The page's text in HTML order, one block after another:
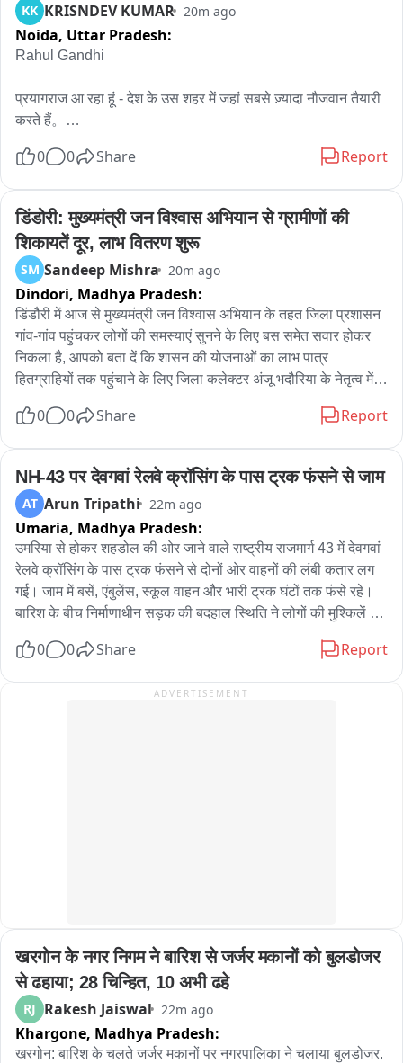
KK KRISNDEV KUMAR 20m ago
Noida, Uttar Pradesh:
Rahul Gandhi
प्रयागराज आ रहा हूं - देश के उस शहर में जहां सबसे ज़्यादा नौजवान तैयारी
करते हैं。
एक बात साफ़ है: यहां का हर छात्र जानता है कि system बेईमान हो चुका
आपकी मेहनत का दाम नहीं देती。
पेपर लीक, रुकी भर्तियाँ, सालों का इंतज़ार और जवाबदेही किसी की नहीं。
कोटा में छात्र बोले, देहरादून में फिर आवाज़ उठी और दिल्ली में इन्हीं बच्चों पर
लाठियाँ चलीं - सिर्फ़ सवाल पूछने के लिए। आखिर में एक मंत्री को जाना
पड़ा。
यह सरकार झुकती है बस आवाज़ एक साथ उठनी चाहिए।
कल प्रयागराज में यही बात करने आ रहा हूं। आप भी आइए। 8 अगस्त, शाम
#ChhatronKiGoonj
0 0 Share Report
डिंडोरी: मुख्यमंत्री जन विश्वास अभियान से ग्रामीणों की
शिकायतें दूर, लाभ वितरण शुरू
SM Sandeep Mishra 20m ago
Dindori, Madhya Pradesh:
डिंडौरी में आज से मुख्यमंत्री जन विश्वास अभियान के तहत जिला प्रशासन
गांव-गांव पहुंचकर लोगों की समस्याएं सुनने के लिए बस समेत सवार होकर
निकला है, आपको बता दें कि शासन की योजनाओं का लाभ पात्र
हितग्राहियों तक पहुंचाने के लिए जिला कलेक्टर अंजू भदौरिया के नेतृत्व में
रवाना हुआ, अभियान का मुख्य कार्यक्रम आज अमरपुर के मोहगांव सिधौली में
योजनाओं की समीक्षा के साथ हितग्राहियों को लाभ वितरण, विकास कार्यों
का निरीक्षण कर जनसंवाद किया गया वहीं ग्रामीणों की शिकायतों का मौके
पर निराकरण किया गया । इस अवसर पर कलेक्टर ने छात्रावास और
आंगनबाड़ी का ओचक निरीक्षण कर जानकारी ली.
0 0 Share Report
NH-43 पर देवगवां रेलवे क्रॉसिंग के पास ट्रक फंसने से जाम
AT Arun Tripathi 22m ago
Umaria, Madhya Pradesh:
उमरिया से होकर शहडोल की ओर जाने वाले राष्ट्रीय राजमार्ग 43 में देवगवां
रेलवे क्रॉसिंग के पास ट्रक फंसने से दोनों ओर वाहनों की लंबी कतार लग
गई। जाम में बसें, एंबुलेंस, स्कूल वाहन और भारी ट्रक घंटों तक फंसे रहे।
बारिश के बीच निर्माणाधीन सड़क की बदहाल स्थिति ने लोगों की मुश्किलें
सड़क निर्माण कार्य में तेजी और स्थायी समाधान की मांग की। पुलिस ने मौके
0 0 Share Report
ADVERTISEMENT
खरगोन के नगर निगम ने बारिश से जर्जर मकानों को बुलडोजर
से ढहाया; 28 चिन्हित, 10 अभी ढहे
RJ Rakesh Jaiswal 22m ago
Khargone, Madhya Pradesh:
खरगोन: बारिश के चलते जर्जर मकानों पर नगरपालिका ने चलाया बुलडोजर.